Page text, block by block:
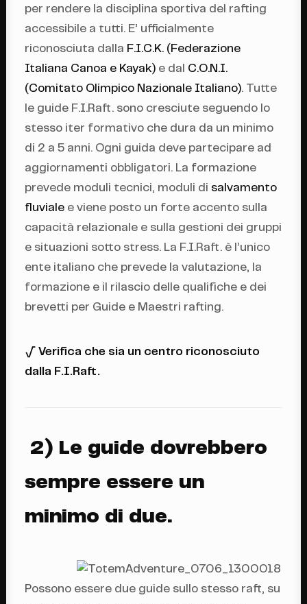
per rendere la disciplina sportiva del rafting
accessibile a tutti. E’ ufficialmente
riconosciuta dalla F.I.C.K. (Federazione
Italiana Canoa e Kayak) e dal C.O.N.I.
(Comitato Olimpico Nazionale Italiano). Tutte
le guide F.I.Raft. sono cresciute seguendo lo
stesso iter formativo che dura da un minimo
di 2 a 5 anni. Ogni guida deve partecipare ad
aggiornamenti obbligatori. La formazione
prevede moduli tecnici, moduli di salvamento
fluviale e viene posto un forte accento sulla
capacità relazionale e sulla gestioni dei gruppi
e situazioni sotto stress. La F.I.Raft. è l’unico
ente italiano che prevede la valutazione, la
formazione e il rilascio delle qualifiche e dei
brevetti per Guide e Maestri rafting.
√ Verifica che sia un centro riconosciuto
dalla F.I.Raft .
2) Le guide dovrebbero
sempre essere un
minimo di due.
Possono essere due guide sullo stesso raft, su